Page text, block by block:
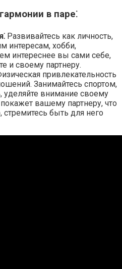
в паре⁚
Развивайтесь как личность,
интересам, хобби,
интереснее вы сами себе,
и своему партнеру.​
привлекательность
Занимайтесь спортом,
уделяйте внимание своему
вашему партнеру, что
стремитесь быть для него